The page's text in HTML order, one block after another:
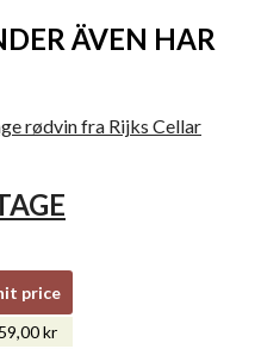
ÄVEN HAR
price
kr